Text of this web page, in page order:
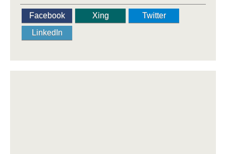
Facebook Xing
Twitter
LinkedIn